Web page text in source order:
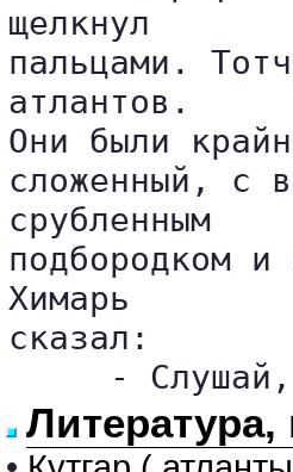
щелкнул
пальцами.
атлантов.
Они были
сложенный, с
срубленным
подбородком
Химарь
сказал:
-